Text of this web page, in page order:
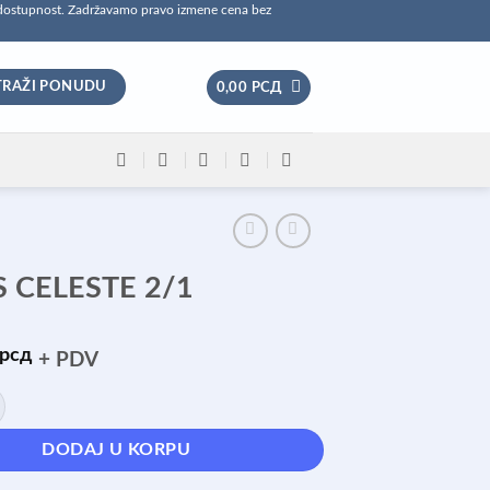
Zadržavamo pravo izmene cena bez
PONUDU 0,00 РСД
CELESTE 2/1
+ PDV
2/1 količina
DODAJ U KORPU